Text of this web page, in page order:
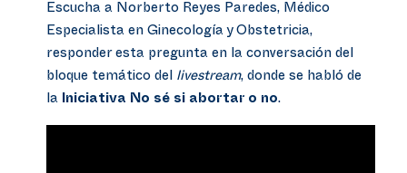
Escucha a Norberto Reyes Paredes, Médico
Especialista en Ginecología y Obstetricia,
responder esta pregunta en la conversación del
bloque temático del livestream, donde se habló de
la Iniciativa No sé si abortar o no.